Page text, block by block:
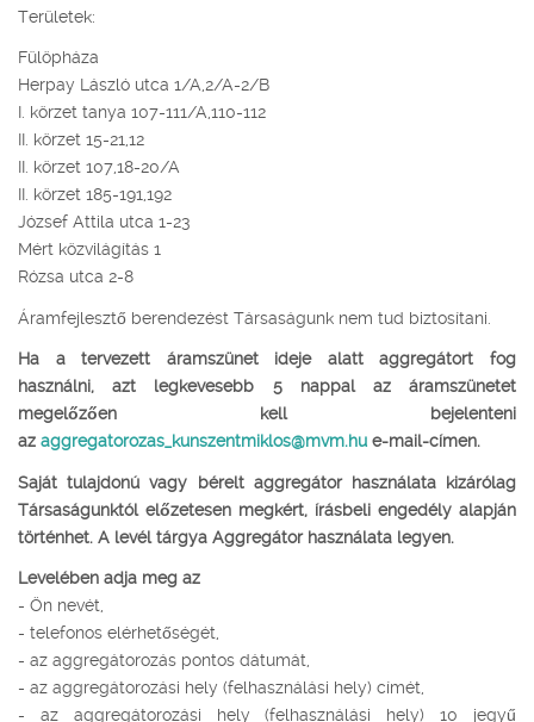
Területek:
Fülöpháza
Herpay László utca 1/A,2/A-2/B
I. körzet tanya 107-111/A,110-112
II. körzet 15-21,12
II. körzet 107,18-20/A
II. körzet 185-191,192
József Attila utca 1-23
Mért közvilágítás 1
Rózsa utca 2-8
Áramfejlesztő berendezést Társaságunk nem tud biztosítani.
Ha a tervezett áramszünet ideje alatt aggregátort fog
használni, azt legkevesebb 5 nappal az áramszünetet
megelőzően kell bejelenteni
az aggregatorozas_kunszentmiklos@mvm.hu e-mail-címen.
Saját tulajdonú vagy bérelt aggregátor használata kizárólag
Társaságunktól előzetesen megkért, írásbeli engedély alapján
történhet. A levél tárgya Aggregátor használata legyen.
Levelében adja meg az
- Ön nevét,
- telefonos elérhetőségét,
- az aggregátorozás pontos dátumát,
- az aggregátorozási hely (felhasználási hely) címét,
- az aggregátorozási hely (felhasználási hely) 10 jegyű